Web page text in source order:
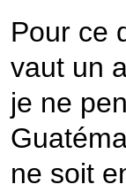
Pour ce
vaut un
je ne
ne soit